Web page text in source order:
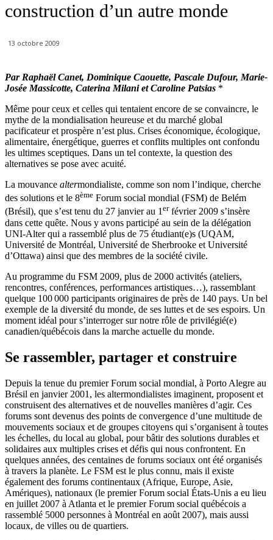
construction d’un autre monde
13 octobre 2009
Par Raphaël Canet, Dominique Caouette, Pascale Dufour, Marie-
Josée Massicotte, Caterina Milani et Caroline Patsias *
Même pour ceux et celles qui tentaient encore de se convaincre, le
mythe de la mondialisation heureuse et du marché global
pacificateur et prospère n’est plus. Crises économique, écologique,
alimentaire, énergétique, guerres et conflits multiples ont confondu
les ultimes sceptiques. Dans un tel contexte, la question des
alternatives se pose avec acuité.
La mouvance altermondialiste, comme son nom l’indique, cherche
des solutions et le 8ème Forum social mondial (FSM) de Belém
(Brésil), que s’est tenu du 27 janvier au 1erfévrier 2009 s’insère
dans cette quête. Nous y avons participé au sein de la délégation
UNI-Alter qui a rassemblé plus de 75 étudiant(e)s (UQAM,
Université de Montréal, Université de Sherbrooke et Université
d’Ottawa) ainsi que des membres de la société civile.
Au programme du FSM 2009, plus de 2000 activités (ateliers,
rencontres, conférences, performances artistiques…), rassemblant
quelque 100 000 participants originaires de près de 140 pays. Un bel
exemple de la diversité du monde, de ses luttes et de ses espoirs. Un
moment idéal pour s’interroger sur notre rôle de privilégié(e)
canadien/québécois dans la marche actuelle du monde.
Se rassembler, partager et construire
Depuis la tenue du premier Forum social mondial, à Porto Alegre au
Brésil en janvier 2001, les altermondialistes imaginent, proposent et
construisent des alternatives et de nouvelles manières d’agir. Ces
forums sont devenus des points de convergence d’une multitude de
mouvements sociaux et de groupes citoyens qui s’organisent à toutes
les échelles, du local au global, pour bâtir des solutions durables et
solidaires aux multiples crises et défis qui nous confrontent. En
quelques années, des centaines de forums sociaux ont été organisés
à travers la planète. Le FSM est le plus connu, mais il existe
également des forums continentaux (Afrique, Europe, Asie,
Amériques), nationaux (le premier Forum social États-Unis a eu lieu
en juillet 2007 à Atlanta et le premier Forum social québécois a
rassemblé 5000 personnes à Montréal en août 2007), mais aussi
locaux, de villes ou de quartiers.